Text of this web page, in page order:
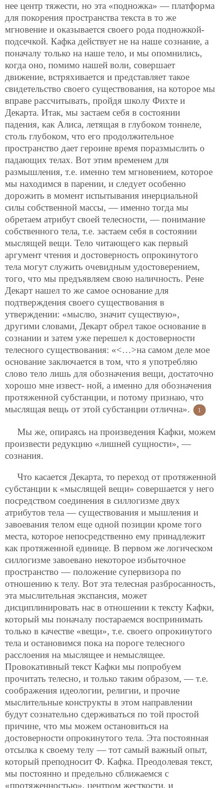
нее центр тяжести, но эта «подножка» — платформа
для покорения пространства текста в то же
мгновение и оказывается своего рода подножкой-
подсечкой. Кафка действует не на наше сознание, а
поначалу только на наше тело, и мы опомнились,
когда оно, помимо нашей воли, совершает
движение, встряхивается и представляет такое
свидетельство своего существования, на которое мы
вправе рассчитывать, пройдя школу Фихте и
Декарта. Итак, мы застаем себя в состоянии
падения, как Алиса, летящая в глубоком тоннеле,
столь глубоком, что его продолжительное
пространство дает героине время поразмыслить о
падающих телах. Вот этим временем для
размышления, т.е. именно тем мгновением, которое
мы находимся в парении, и следует особенно
дорожить в момент испытывания инерциальной
силы собственной массы, — именно тогда мы
обретаем атрибут своей телесности, — понимание
собственного тела, т.е. застаем себя в состоянии
мыслящей вещи. Тело читающего как первый
аргумент чтения и достоверность опрокинутого
тела могут служить очевидным удостоверением,
того, что мы предъявляем свою наличность. Рене
Декарт нашел то же самое основание для
подтверждения своего существования в
утверждении: «мыслю, значит существую»,
другими словами, Декарт обрел такое основание в
сознании и затем уже перешел к достоверности
телесного существования: «<…>на самом деле мое
основание заключается в том, что я употребляю
слово тело лишь для обозначения вещи, достаточно
хорошо мне извест- ной, а именно для обозначения
протяженной субстанции, и потому признаю, что
мыслящая вещь от этой субстанции отлична».
1
Мы же, опираясь на произведения Кафки, можем
произвести редукцию «лишней сущности», —
сознания.
Что касается Декарта, то переход от протяженной
субстанции к «мыслящей вещи» совершается у него
посредством соединения в силлогизме двух
атрибутов тела — существования и мышления и
завоевания телом еще одной позиции кроме того
места, которое непосредственно ему принадлежит
как протяженной единице. В первом же логическом
силлогизме завоевано некоторое избыточное
пространство — положение супервизора по
отношению к телу. Вот эта телесная разбросанность,
эта мыслительная экспансия, может
дисциплинировать нас в отношении к тексту Кафки,
который мы поначалу постараемся воспринимать
только в качестве «вещи», т.е. своего опрокинутого
тела и остановимся пока на пороге телесного
расслоения на мыслящее и немыслящее.
Провокативный текст Кафки мы попробуем
прочитать телесно, и только таким образом, — т.е.
соображения идеологии, религии, и прочие
мыслительные конструкты в этом направлении
будут сознательно сдерживаться по той простой
причине, что мы можем остановиться на
достоверности опрокинутого тела. Эта постоянная
отсылка к своему телу — тот самый важный опыт,
который преподносит Ф. Кафка. Преодолевая текст,
мы постоянно и предельно сближаемся с
«протяженностью», центром жесткости, и